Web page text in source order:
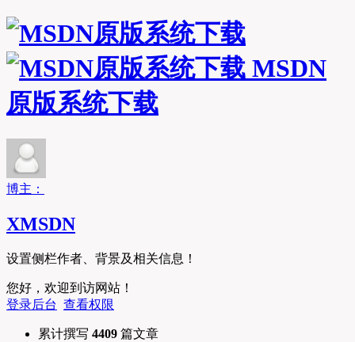
MSDN
原版系统下载
博主：
XMSDN
设置侧栏作者、背景及相关信息！
您好，欢迎到访网站！
登录后台 查看权限
累计撰写 4409 篇文章